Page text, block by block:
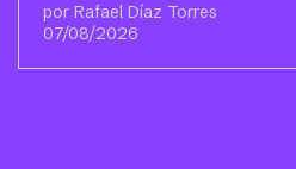
por Rafael Díaz Torres
07/08/2026